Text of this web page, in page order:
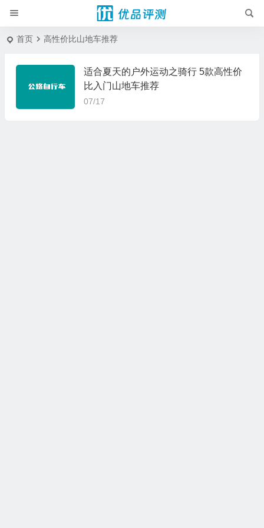
首页 高性价比山地车推荐
适合夏天的户外运动之骑行 5款高性价
比入门山地车推荐
07/17